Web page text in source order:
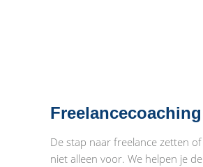
Freelancecoaching
De stap naar freelance zetten
niet alleen voor. We helpen je